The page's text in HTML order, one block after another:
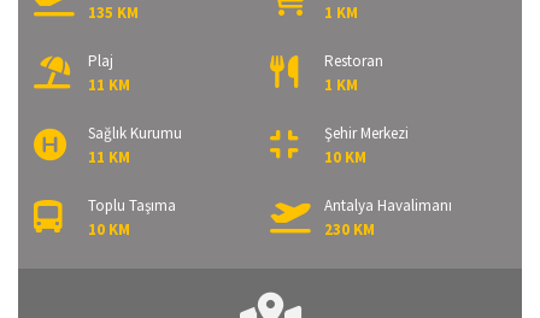
135 KM
1 KM
Plaj
11 KM
Restoran
1 KM
Sağlık Kurumu
11 KM
Şehir Merkezi
10 KM
Toplu Taşıma
10 KM
Antalya Havalimanı
230 KM